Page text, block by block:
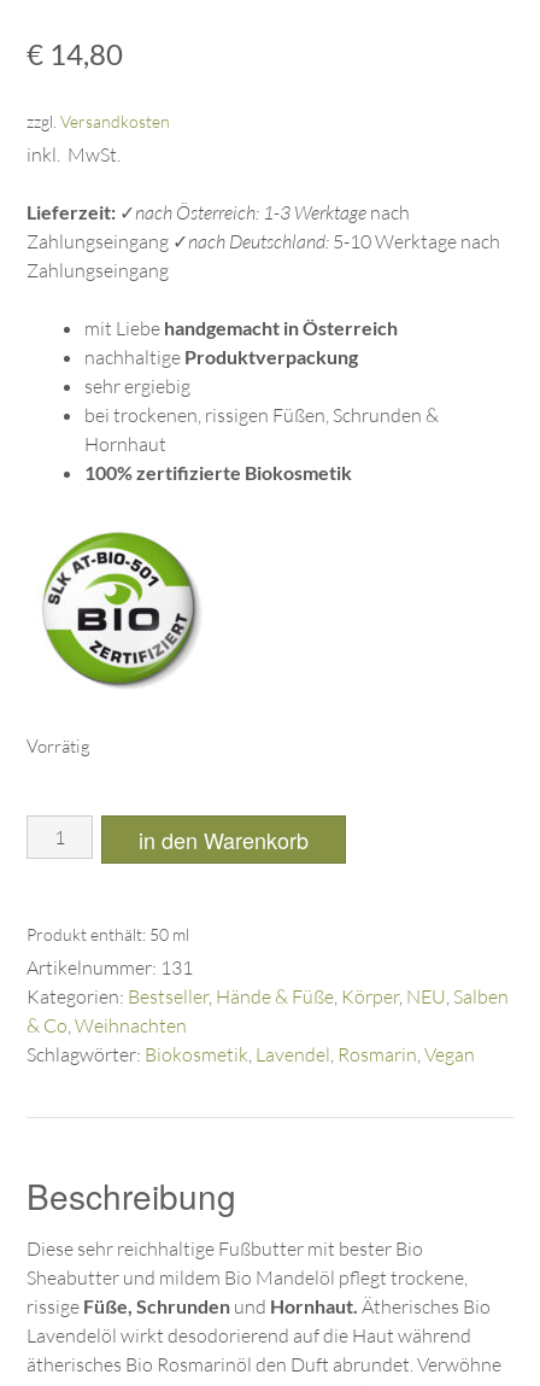
basierend
auf
€ 14,80
zzgl. Versandkosten
inkl. MwSt.
Lieferzeit: ✓nach Österreich: 1-3 Werktage nach
Zahlungseingang ✓nach Deutschland: 5-10 Werktage nach
Zahlungseingang
mit Liebe handgemacht in Österreich
nachhaltige Produktverpackung
sehr ergiebig
bei trockenen, rissigen Füßen, Schrunden &
Hornhaut
100% zertifizierte Biokosmetik
Vorrätig
in den Warenkorb
Produkt enthält: 50 ml
Artikelnummer: 131
Kategorien: Bestseller, Hände & Füße Körper, NEU Salben
& Co Weihnachten
Schlagwörter: Biokosmetik Lavendel Rosmarin Vegan
Beschreibung
Diese sehr reichhaltige Fußbutter mit bester Bio
Sheabutter und mildem Bio Mandelöl pflegt trockene,
rissige Füße, Schrunden und Hornhaut. Ätherisches Bio
Lavendelöl wirkt desodorierend auf die Haut während
ätherisches Bio Rosmarinöl den Duft abrundet. Verwöhne